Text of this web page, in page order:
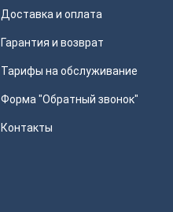
Доставка и оплата
Гарантия и возврат
Тарифы на обслуживание
Форма "Обратный звонок"
Контакты